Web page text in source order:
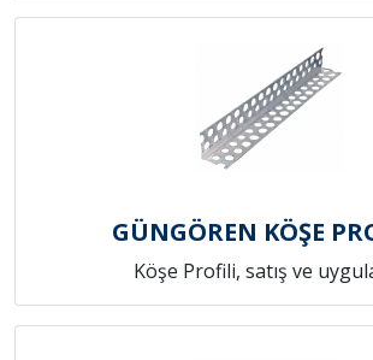
GÜNGÖREN KÖŞE
Köşe Profili, satış ve